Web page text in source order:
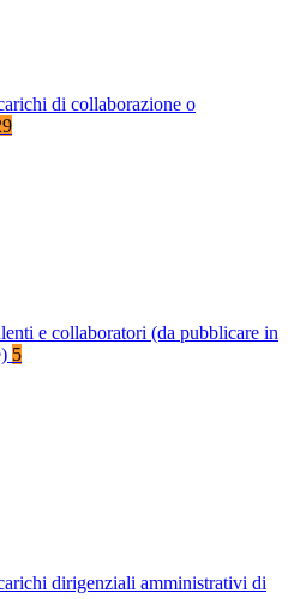
di collaborazione o
e collaboratori (da pubblicare in
5
dirigenziali amministrativi di